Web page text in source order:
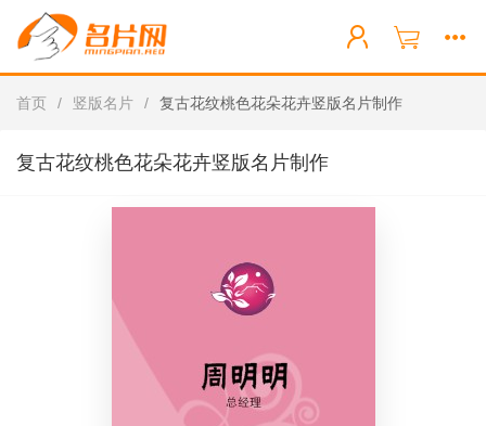
首页 / 竖版名片 / 复古花纹桃色花朵花卉竖版名片制作
复古花纹桃色花朵花卉竖版名片制作